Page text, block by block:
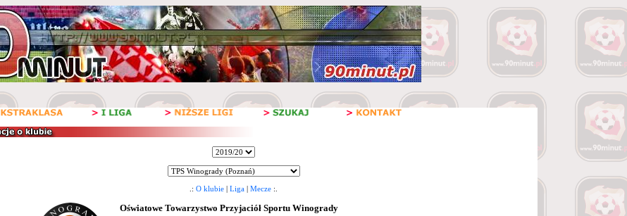
.: O klubie | Liga | Mecze :.
Oświatowe Towarzystwo Przyjaciół Sportu Winogrady